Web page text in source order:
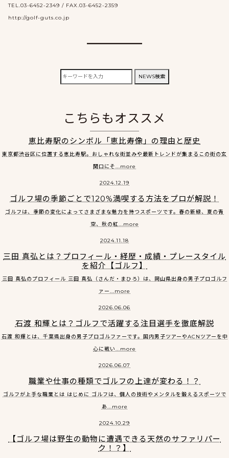
TEL.03-6452-2349 / FAX.03-6452-2359
http://golf-guts.co.jp
検
索:
NEWS検索
こちらもオススメ
恵比寿駅のシンボル「恵比寿像」の理由と歴史
東京都渋谷区に位置する恵比寿駅。おしゃれな街並みや最新トレンドが集まるこの街の玄
関口にそ...more
2024.12.19
ゴルフ場の季節ごとで120%満喫する方法をプロが解説！
ゴルフは、季節の変化によってさまざまな魅力を持つスポーツです。春の新緑、夏の青
空、秋の紅...more
2024.11.18
三田 真弘とは？プロフィール・経歴・成績・プレースタイル
を紹介【ゴルフ】
三田 真弘のプロフィール 三田 真弘（さんだ・まひろ）は、岡山県出身の男子プロゴルフ
ァー...more
2026.06.06
石渡 和輝とは？ゴルフで活躍する注目選手を徹底解説
石渡 和輝とは、千葉県出身の男子プロゴルファーです。国内男子ツアーやACNツアーを中
心に戦い...more
2026.06.07
職業や仕事の種類でゴルフの上達が変わる！？
ゴルフが上手な職業とは はじめに ゴルフは、個人の技術やメンタルを鍛えるスポーツで
あ...more
2024.10.29
【ゴルフ場は野生の動物に遭遇できる天然のサファリパー
ク！？】